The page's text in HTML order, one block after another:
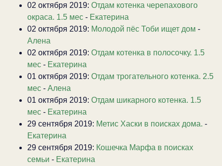
02 октября 2019: Отдам котенка черепахового
окраса. 1.5 мес - Екатерина
02 октября 2019: Молодой пёс Тоби ищет дом -
Алена
02 октября 2019: Отдам котенка в полосочку. 1.5
мес - Екатерина
01 октября 2019: Отдам трогательного котенка. 2.5
мес - Алена
01 октября 2019: Отдам шикарного котенка. 1.5
мес - Екатерина
29 сентября 2019: Метис Хаски в поисках дома. -
Екатерина
29 сентября 2019: Кошечка Марфа в поисках
семьи - Екатерина